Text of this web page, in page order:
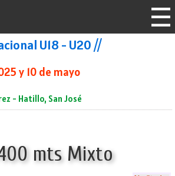
U18 - U20 //
y 10 de mayo
- Hatillo, San José
mts Mixto